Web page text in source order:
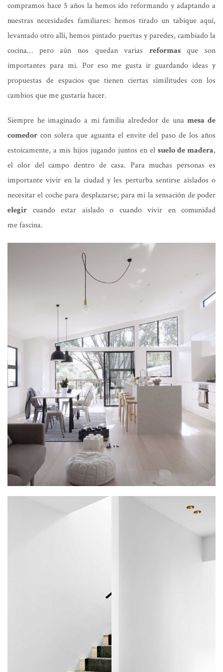
compramos hace 5 años la hemos ido reformando y adaptando a
nuestras necesidades familiares: hemos tirado un tabique aquí,
levantado otro allí, hemos pintado puertas y paredes, cambiado la
cocina… pero aún nos quedan varias reformasque son
importantes para mi. Por eso me gusta ir guardando ideas y
propuestas de espacios que tienen ciertas similitudes con los
cambios que me gustaría hacer.
Siempre he imaginado a mi familia alrededor de unamesa de
comedor con solera que aguanta el envite del paso de los años
estoicamente, a mis hijos jugando juntos en el suelo de madera,
el olor del campo dentro de casa. Para muchas personas es
importante vivir en la ciudad y les perturba sentirse aislados o
necesitar el coche para desplazarse; para mi la sensación de poder
elegir cuando estar aislado o cuando vivir en comunidad
me fascina.